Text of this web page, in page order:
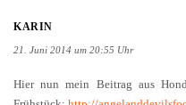
KARIN
21. Juni 2014 um 20:55 Uhr
Hier nun mein Beitrag aus